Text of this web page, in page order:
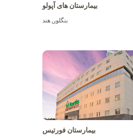
بیمارستان های آپولو
بنگلور,هند
بیمارستان فورتیس